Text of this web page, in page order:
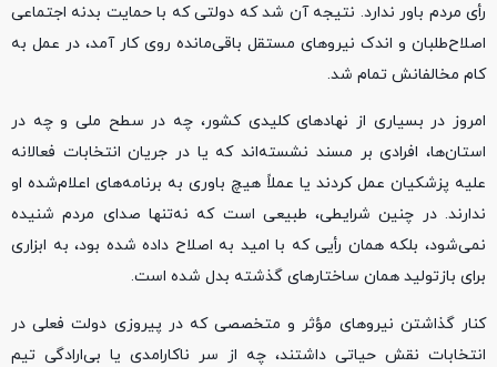
رأی مردم باور ندارد. نتیجه آن شد که دولتی که با حمایت بدنه اجتماعی
اصلاح‌طلبان و اندک نیروهای مستقل باقی‌مانده روی کار آمد، در عمل به
کام مخالفانش تمام شد.
امروز در بسیاری از نهادهای کلیدی کشور، چه در سطح ملی و چه در
استان‌ها، افرادی بر مسند نشسته‌اند که یا در جریان انتخابات فعالانه
علیه پزشکیان عمل کردند یا عملاً هیچ باوری به برنامه‌های اعلام‌شده او
ندارند. در چنین شرایطی، طبیعی است که نه‌تنها صدای مردم شنیده
نمی‌شود، بلکه همان رأیی که با امید به اصلاح داده شده بود، به ابزاری
برای بازتولید همان ساختارهای گذشته بدل شده است.
کنار گذاشتن نیروهای مؤثر و متخصصی که در پیروزی دولت فعلی در
انتخابات نقش حیاتی داشتند، چه از سر ناکارامدی یا بی‌ارادگی تیم